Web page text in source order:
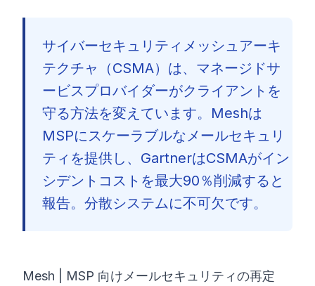
©2026 8200 サイバーブートキャンプ
サイバーセキュリティメッシュアーキ
テクチャ（CSMA）は、マネージドサ
ービスプロバイダーがクライアントを
守る方法を変えています。Meshは
MSPにスケーラブルなメールセキュリ
ティを提供し、GartnerはCSMAがイン
シデントコストを最大90％削減すると
報告。分散システムに不可欠です。
Mesh | MSP 向けメールセキュリティの再定